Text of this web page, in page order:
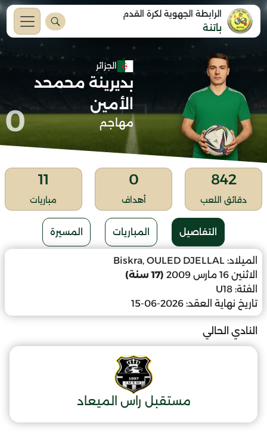
الرابطة الجهوية لكرة القدم
باتنة
الجزائر
بديرينة محمحد
الأمين
مهاجم 0
842
دقائق اللعب
0
أهداف
11
مباريات
التفاصيل المباريات المسيرة
الميلاد: Biskra, OULED DJELLAL
الاثنين 16 مارس 2009
(17 سنة)
الفئة: U18
تاريخ نهاية العقد: 2026-06-15
النادي الحالي
مستقبل راس الميعاد